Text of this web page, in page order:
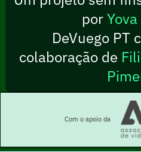
por
DeVuego PT
colaboração de
Com o apoio da